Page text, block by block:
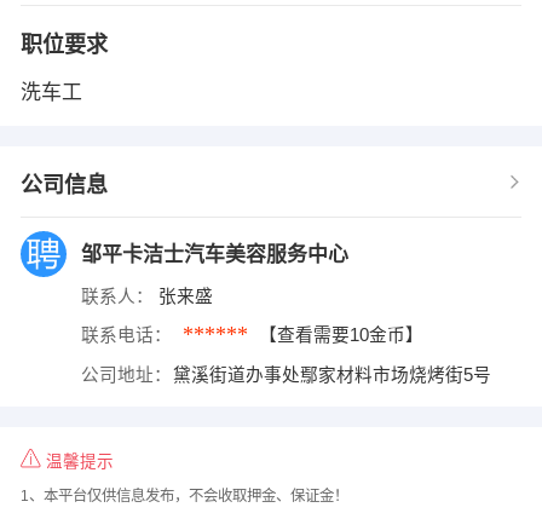
职位要求
洗车工
公司信息
邹平卡洁士汽车美容服务中心
联系人： 张来盛
联系电话： ****** 【查看需要10金币】
公司地址： 黛溪街道办事处鄢家材料市场烧烤街5号
温馨提示
1、本平台仅供信息发布，不会收取押金、保证金！